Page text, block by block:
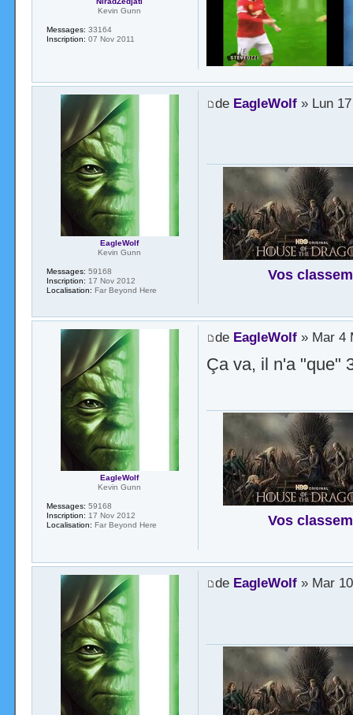
Kevin Gunn
Messages: 33164
Inscription: 07 Nov 2011
de EagleWolf» Lun 17
Vos
EagleWolf
Kevin Gunn
Messages: 59168
Inscription: 17 Nov 2012
Localisation: Far Beyond Here
de EagleWolf» Mar 4
Ça va, il n'a "que"
Vos
EagleWolf
Kevin Gunn
Messages: 59168
Inscription: 17 Nov 2012
Localisation: Far Beyond Here
de EagleWolf» Mar